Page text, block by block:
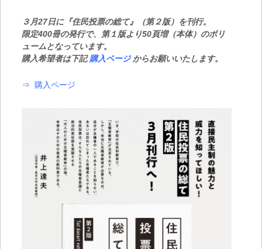
３月27日に『住民投票の総て』（第２版）を刊行。
限定400冊の発行で、第１版より50頁増（本体）のボリ
ュームとなっています。
購入希望者は下記購入ページからお願いいたします。
⇒ 購入ページ